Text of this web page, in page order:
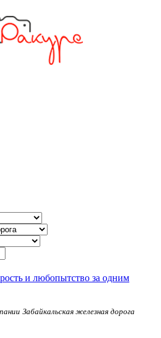
и любопытство за одним
Забайкальская железная дорога